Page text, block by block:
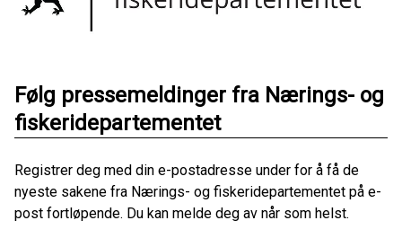
Følg pressemeldinger fra Nærings- og
fiskeridepartementet
Registrer deg med din e-postadresse under for å få de
nyeste sakene fra Nærings- og fiskeridepartementet på e-
post fortløpende. Du kan melde deg av når som helst.